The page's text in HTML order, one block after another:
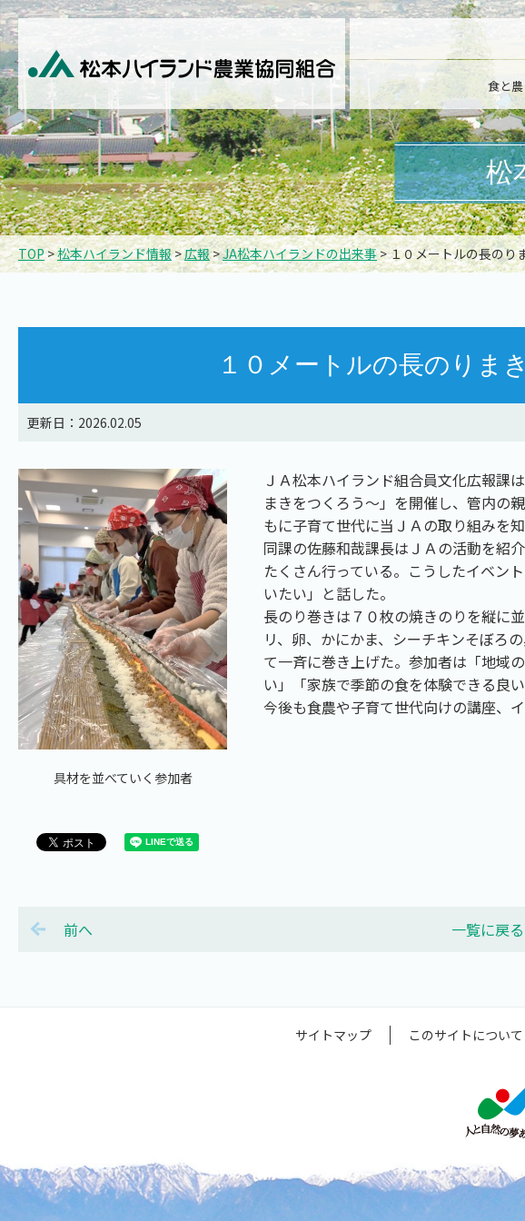
食と農
松
TOP>松本ハイランド情報>広報>JA松本ハイランドの出来事> １０メートルの長の
１０メートルの長のりま
更新日：2026.02.05
具材を並べていく参加者
ＪＡ松本ハイランド組合員文化広報課
まきをつくろう～」を開催し、管内の
もに子育て世代に当ＪＡの取り組みを
同課の佐藤和哉課長はＪＡの活動を紹
たくさん行っている。こうしたイベン
いたい」と話した。
長のり巻きは７０枚の焼きのりを縦に
リ、卵、かにかま、シーチキンそぼろ
て一斉に巻き上げた。参加者は「地域
い」「家族で季節の食を体験できる良
今後も食農や子育て世代向けの講座、
前へ 一覧に戻る
サイトマップ このサイトについて